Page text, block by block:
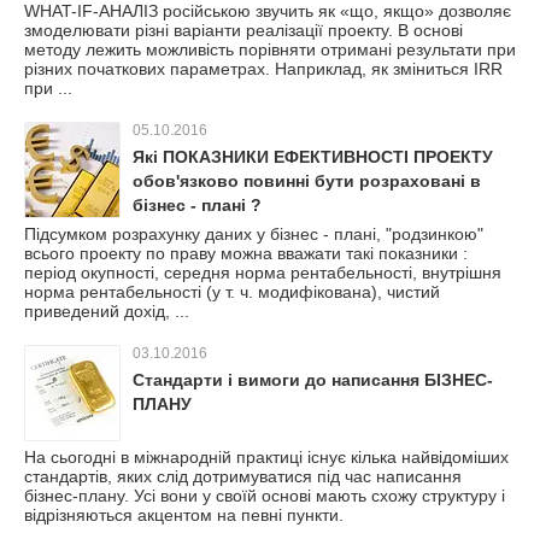
WHAT-IF-АНАЛІЗ російською звучить як «що, якщо» дозволяє
змоделювати різні варіанти реалізації проекту. В основі
методу лежить можливість порівняти отримані результати при
різних початкових параметрах. Наприклад, як зміниться IRR
при ...
05.10.2016
Які ПОКАЗНИКИ ЕФЕКТИВНОСТІ ПРОЕКТУ
обов'язково повинні бути розраховані в
бізнес - плані ?
Підсумком розрахунку даних у бізнес - плані, "родзинкою"
всього проекту по праву можна вважати такі показники :
період окупності, середня норма рентабельності, внутрішня
норма рентабельності (у т. ч. модифікована), чистий
приведений дохід, ...
03.10.2016
Стандарти і вимоги до написання БІЗНЕС-
ПЛАНУ
На сьогодні в міжнародній практиці існує кілька найвідоміших
стандартів, яких слід дотримуватися під час написання
бізнес-плану. Усі вони у своїй основі мають схожу структуру і
відрізняються акцентом на певні пункти.